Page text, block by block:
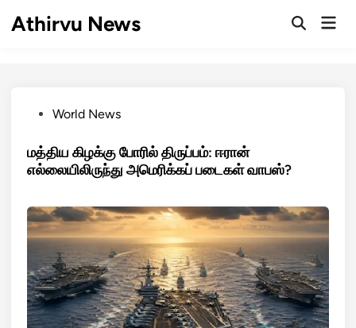
Athirvu News
OpenMain
PostedWorld News
மத்திய கிழக்கு போரில் திருப்பம்: ஈரான்
எல்லையிலிருந்து அமெரிக்கப் படைகள் வாபஸ்?